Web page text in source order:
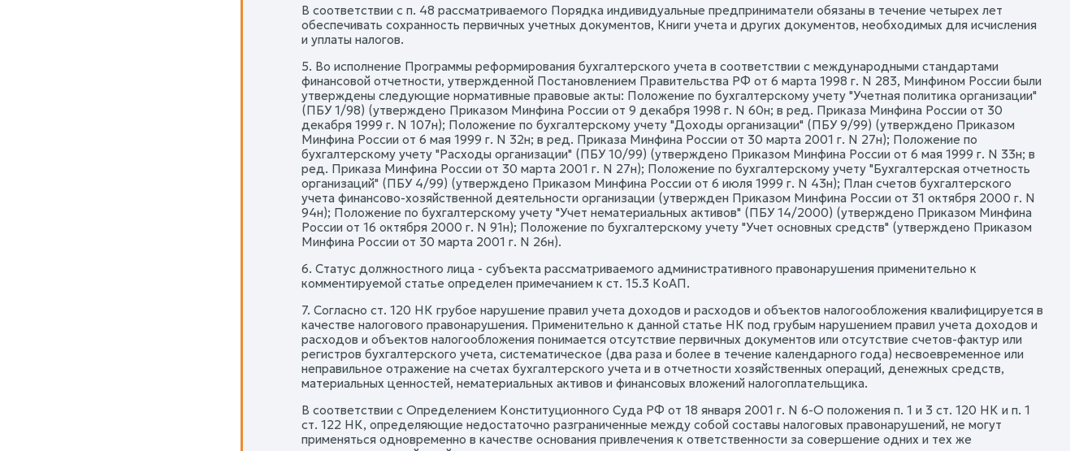
В соответствии с п. 48 рассматриваемого Порядка индивидуальные предприниматели обязаны в течение четырех лет
обеспечивать сохранность первичных учетных документов, Книги учета и других документов, необходимых для исчисления
и уплаты налогов.
5. Во исполнение Программы реформирования бухгалтерского учета в соответствии с международными стандартами
финансовой отчетности, утвержденной Постановлением Правительства РФ от 6 марта 1998 г. N 283, Минфином России были
утверждены следующие нормативные правовые акты: Положение по бухгалтерскому учету "Учетная политика организации"
(ПБУ 1/98) (утверждено Приказом Минфина России от 9 декабря 1998 г. N 60н; в ред. Приказа Минфина России от 30
декабря 1999 г. N 107н); Положение по бухгалтерскому учету "Доходы организации" (ПБУ 9/99) (утверждено Приказом
Минфина России от 6 мая 1999 г. N 32н; в ред. Приказа Минфина России от 30 марта 2001 г. N 27н); Положение по
бухгалтерскому учету "Расходы организации" (ПБУ 10/99) (утверждено Приказом Минфина России от 6 мая 1999 г. N 33н; в
ред. Приказа Минфина России от 30 марта 2001 г. N 27н); Положение по бухгалтерскому учету "Бухгалтерская отчетность
организаций" (ПБУ 4/99) (утверждено Приказом Минфина России от 6 июля 1999 г. N 43н); План счетов бухгалтерского
учета финансово-хозяйственной деятельности организации (утвержден Приказом Минфина России от 31 октября 2000 г. N
94н); Положение по бухгалтерскому учету "Учет нематериальных активов" (ПБУ 14/2000) (утверждено Приказом Минфина
России от 16 октября 2000 г. N 91н); Положение по бухгалтерскому учету "Учет основных средств" (утверждено Приказом
Минфина России от 30 марта 2001 г. N 26н).
6. Статус должностного лица - субъекта рассматриваемого административного правонарушения применительно к
комментируемой статье определен примечанием к ст. 15.3 КоАП.
7. Согласно ст. 120 НК грубое нарушение правил учета доходов и расходов и объектов налогообложения квалифицируется в
качестве налогового правонарушения. Применительно к данной статье НК под грубым нарушением правил учета доходов и
расходов и объектов налогообложения понимается отсутствие первичных документов или отсутствие счетов-фактур или
регистров бухгалтерского учета, систематическое (два раза и более в течение календарного года) несвоевременное или
неправильное отражение на счетах бухгалтерского учета и в отчетности хозяйственных операций, денежных средств,
материальных ценностей, нематериальных активов и финансовых вложений налогоплательщика.
В соответствии с Определением Конституционного Суда РФ от 18 января 2001 г. N 6-О положения п. 1 и 3 ст. 120 НК и п. 1
ст. 122 НК, определяющие недостаточно разграниченные между собой составы налоговых правонарушений, не могут
применяться одновременно в качестве основания привлечения к ответственности за совершение одних и тех же